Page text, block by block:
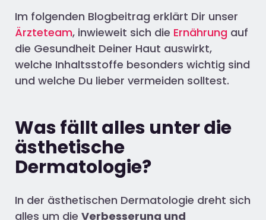
Im folgenden Blogbeitrag erklärt Dir unser
Ärzteteam, inwieweit sich die Ernährung auf
die Gesundheit Deiner Haut auswirkt,
welche Inhaltsstoffe besonders wichtig sind
und welche Du lieber vermeiden solltest.
Was fällt alles unter die
ästhetische
Dermatologie?
In der ästhetischen Dermatologie dreht sich
alles um die Verbesserung und